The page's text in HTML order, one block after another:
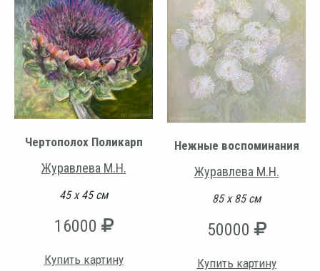
Чертополох Поликарп
Журавлева М.Н.
45 х 45 см
16000
Купить картину
Нежные воспоминания
Журавлева М.Н.
85 х 85 см
50000
Купить картину